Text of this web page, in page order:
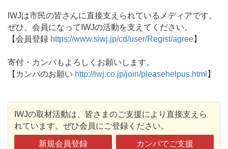
IWJは市民の皆さんに直接支えられているメディアです。
ぜひ、会員になってIWJの活動を支えてください。
【会員登録 https://www.siwj.jp/cd/user/Regist/agree】
寄付・カンパもよろしくお願いします。
【カンパのお願い http://iwj.co.jp/join/pleasehelpus.html 】
IWJの取材活動は、皆さまのご支援により直接支えら
れています。ぜひ会員にご登録ください。
新規会員登録 カンパでご支援